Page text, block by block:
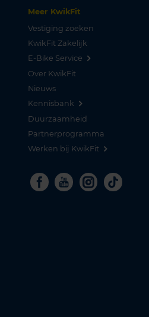
Meer KwikFit
Vestiging zoeken
KwikFit Zakelijk
E-Bike Service
Over KwikFit
Nieuws
Kennisbank
Duurzaamheid
Partnerprogramma
Werken bij KwikFit
Facebook
Youtube